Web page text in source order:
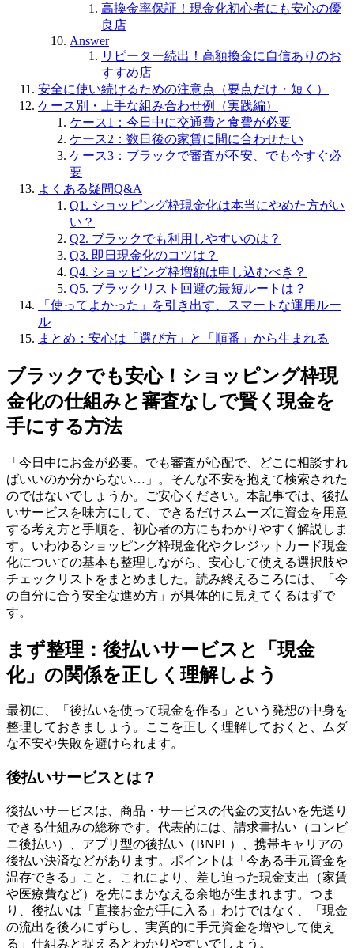
高換金率保証！現金化初心者にも安心の優
良店
Answer
リピーター続出！高額換金に自信ありのお
すすめ店
安全に使い続けるための注意点（要点だけ・短く）
ケース別・上手な組み合わせ例（実践編）
ケース1：今日中に交通費と食費が必要
ケース2：数日後の家賃に間に合わせたい
ケース3：ブラックで審査が不安、でも今すぐ必
要
よくある疑問Q&A
Q1. ショッピング枠現金化は本当にやめた方がい
い？
Q2. ブラックでも利用しやすいのは？
Q3. 即日現金化のコツは？
Q4. ショッピング枠増額は申し込むべき？
Q5. ブラックリスト回避の最短ルートは？
「使ってよかった」を引き出す、スマートな運用ルー
ル
まとめ：安心は「選び方」と「順番」から生まれる
ブラックでも安心！ショッピング枠現
金化の仕組みと審査なしで賢く現金を
手にする方法
「今日中にお金が必要。でも審査が心配で、どこに相談すれ
ばいいのか分からない…」。そんな不安を抱えて検索された
のではないでしょうか。ご安心ください。本記事では、後払
いサービスを味方にして、できるだけスムーズに資金を用意
する考え方と手順を、初心者の方にもわかりやすく解説しま
す。いわゆるショッピング枠現金化やクレジットカード現金
化についての基本も整理しながら、安心して使える選択肢や
チェックリストをまとめました。読み終えるころには、「今
の自分に合う安全な進め方」が具体的に見えてくるはずで
す。
まず整理：後払いサービスと「現金
化」の関係を正しく理解しよう
最初に、「後払いを使って現金を作る」という発想の中身を
整理しておきましょう。ここを正しく理解しておくと、ムダ
な不安や失敗を避けられます。
後払いサービスとは？
後払いサービスは、商品・サービスの代金の支払いを先送り
できる仕組みの総称です。代表的には、請求書払い（コンビ
ニ後払い）、アプリ型の後払い（BNPL）、携帯キャリアの
後払い決済などがあります。ポイントは「今ある手元資金を
温存できる」こと。これにより、差し迫った現金支出（家賃
や医療費など）を先にまかなえる余地が生まれます。つま
り、後払いは「直接お金が手に入る」わけではなく、「現金
の流出を後ろにずらし、実質的に手元資金を増やして使え
る」仕組みと捉えるとわかりやすいでしょう。